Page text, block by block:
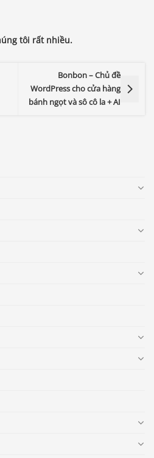
tôi rất nhiều.
Bonbon – Chủ đề
WordPress cho cửa hàng
bánh ngọt và sô cô la + AI